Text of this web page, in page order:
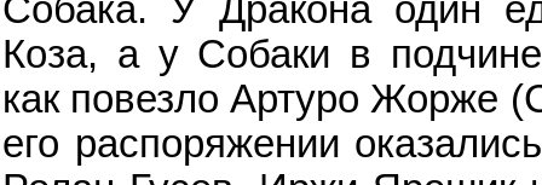
Собака. У Дракона один
Коза, а у Собаки в
как повезло Артуро Жорже
его распоряжении